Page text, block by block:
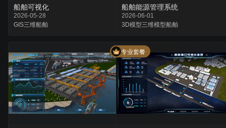
船舶可视化
2026-05-28
GIS三维船舶
船舶能源管理系统
2026-06-01
3D模型三维模型船舶
专业套餐